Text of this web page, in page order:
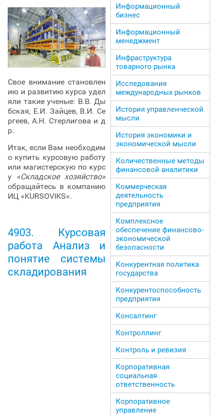
Свое внимание становлен
ию и развитию курса удел
яли такие ученые: В.В. Ды
бская, Е.И. Зайцев, В.И. Се
ргеев, А.Н. Стерлигова и д
р.
Итак, если Вам необходим
о купить курсовую работу
или магистерскую по курс
у
«Складское хозяйство»
обращайтесь в компанию
ИЦ «KURSOVIKS».
4903. Курсовая
работа Анализ и
понятие системы
складирования
Информационный
бизнес
Информационный
менеджмент
Инфраструктура
товарного рынка
Исследования
международных рынков
История управленческой
мысли
История экономики и
экономической мысли
Количественные методы
финансовой аналитики
Коммерческая
деятельность
предприятия
Комплексное
обеспечение финансово-
экономической
безопасности
Конкурентная политика
государства
Конкурентоспособность
предприятия
Консалтинг
Контроллинг
Контроль и ревизия
Корпоративная
социальная
ответственность
Корпоративное
управление